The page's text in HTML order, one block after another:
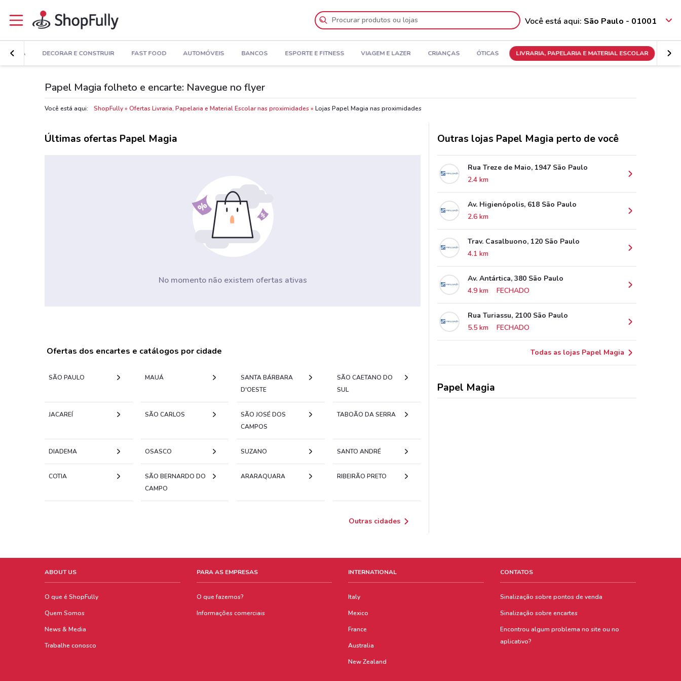
Você está aqui: São Paulo - 01001
MODA DECORAR E CONSTRUIR FAST FOOD AUTOMÓVEIS BANCOS ESPORTE E FITNESS VIAGEM E LAZER CRIANÇAS ÓTICAS LIVRARIA, PAPELARIA E MATERIAL ESCOLAR
Papel Magia folheto e encarte: Navegue no flyer
Você está aqui: ShopFully Ofertas Livraria, Papelaria e Material Escolar nas proximidades Lojas Papel Magia nas proximidades
Últimas ofertas Papel Magia
No momento não existem ofertas ativas
Ofertas dos encartes e catálogos por cidade
SÃO PAULO MAUÁ
SANTA BÁRBARA
D'OESTE
SÃO CAETANO DO
SUL
JACAREÍ SÃO CARLOS
SÃO JOSÉ DOS
CAMPOS
TABOÃO DA SERRA
DIADEMA OSASCO SUZANO SANTO ANDRÉ
COTIA
SÃO BERNARDO DO
CAMPO
ARARAQUARA RIBEIRÃO PRETO
Outras cidades
Outras lojas Papel Magia perto de você
Rua Treze de Maio, 1947 São Paulo
2.4 km
Av. Higienópolis, 618 São Paulo
2.6 km
Trav. Casalbuono, 120 São Paulo
4.1 km
Av. Antártica, 380 São Paulo
4.9 km
FECHADO
Rua Turiassu, 2100 São Paulo
5.5 km
FECHADO
Todas as lojas Papel Magia
Papel Magia
ABOUT US
O que é ShopFully
Quem Somos
News & Media
Trabalhe conosco
PARA AS EMPRESAS
O que fazemos?
Informações comerciais
INTERNATIONAL
Italy
Mexico
France
Australia
New Zealand
CONTATOS
Sinalização sobre pontos de venda
Sinalização sobre encartes
Encontrou algum problema no site ou no
aplicativo?